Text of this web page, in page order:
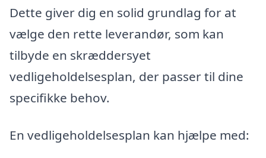
Dette giver dig en solid grundlag for at
vælge den rette leverandør, som kan
tilbyde en skræddersyet
vedligeholdelsesplan, der passer til dine
specifikke behov.
En vedligeholdelsesplan kan hjælpe med: